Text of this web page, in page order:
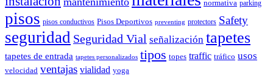
normativa parking
pisos pisos conductivos Pisos Deportivos preventing protectors Safety
seguridad Seguridad Vial señalización tapetes
tapetes de entrada tapetes personalizados tipos topes traffic tráfico usos
velocidad ventajas vialidad yoga